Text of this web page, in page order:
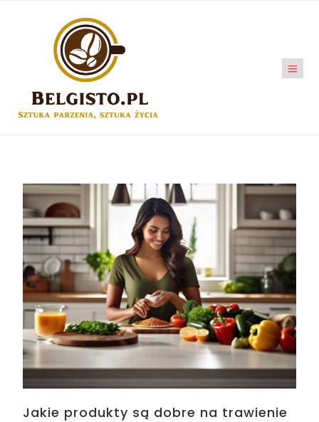
Jakie produkty są dobre na trawienie